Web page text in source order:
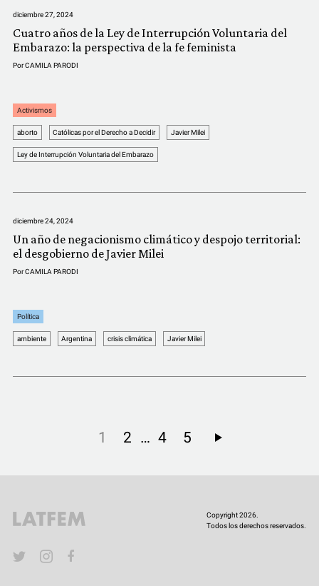
diciembre 27, 2024
Cuatro años de la Ley de Interrupción Voluntaria del
Embarazo: la perspectiva de la fe feminista
PorCAMILA PARODI
Activismos
aborto Católicas por el Derecho a Decidir Javier Milei
Ley de Interrupción Voluntaria del Embarazo
diciembre 24, 2024
Un año de negacionismo climático y despojo territorial:
el desgobierno de Javier Milei
PorCAMILA PARODI
Política
ambiente Argentina crisis climática Javier Milei
1 2 … 4 5
Copyright 2026.
Todos los derechos reservados.